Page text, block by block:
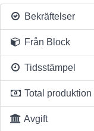
Bekräftelser
Från Block
Tidsstämpel
Total produktion
Avgift